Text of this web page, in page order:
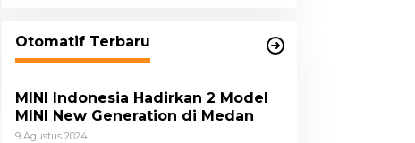
Otomatif Terbaru
MINI Indonesia Hadirkan 2 Model
MINI New Generation di Medan
9 Agustus 2024